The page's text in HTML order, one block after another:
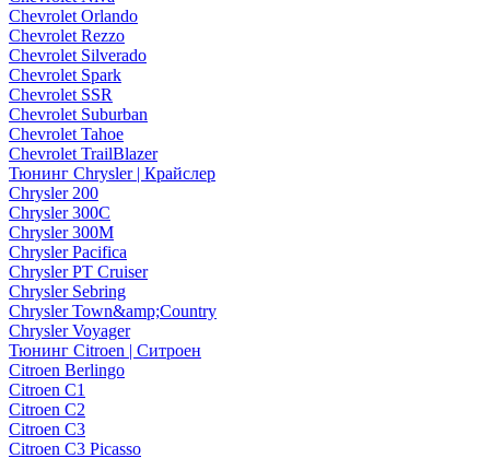
Chevrolet Orlando
Chevrolet Rezzo
Chevrolet Silverado
Chevrolet Spark
Chevrolet SSR
Chevrolet Suburban
Chevrolet Tahoe
Chevrolet TrailBlazer
Тюнинг Chrysler | Крайслер
Chrysler 200
Chrysler 300C
Chrysler 300M
Chrysler Pacifica
Chrysler PT Cruiser
Chrysler Sebring
Chrysler Town&amp;Country
Chrysler Voyager
Тюнинг Citroen | Ситроен
Citroen Berlingo
Citroen C1
Citroen C2
Citroen C3
Citroen C3 Picasso